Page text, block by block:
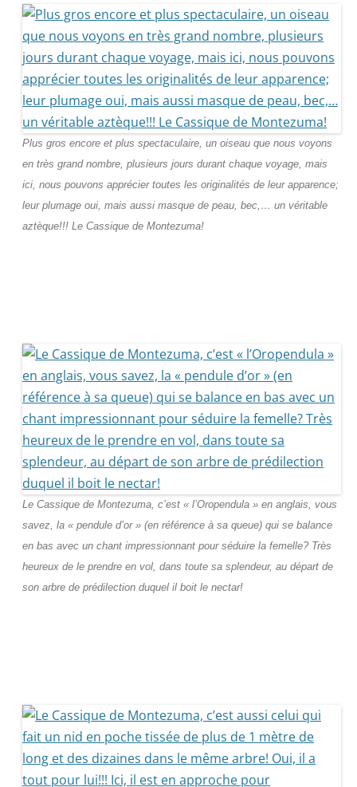
Plus gros encore et plus spectaculaire, un oiseau que nous voyons
en très grand nombre, plusieurs jours durant chaque voyage, mais
ici, nous pouvons apprécier toutes les originalités de leur apparence;
leur plumage oui, mais aussi masque de peau, bec,… un véritable
aztèque!!! Le Cassique de Montezuma!
Le Cassique de Montezuma, c’est « l’Oropendula » en anglais, vous
savez, la « pendule d’or » (en référence à sa queue) qui se balance
en bas avec un chant impressionnant pour séduire la femelle? Très
heureux de le prendre en vol, dans toute sa splendeur, au départ de
son arbre de prédilection duquel il boit le nectar!